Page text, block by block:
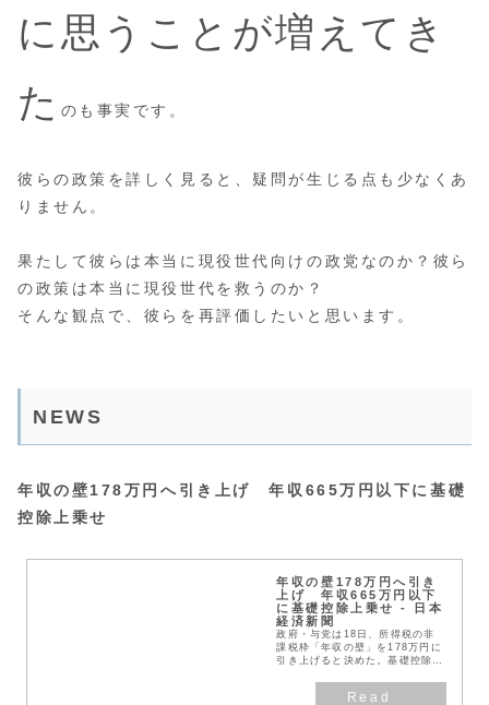
に思うことが増えてき
た のも事実です。
彼らの政策を詳しく見ると、疑問が生じる点も少なくあ
りません。
果たして彼らは本当に現役世代向けの政党なのか？彼ら
の政策は本当に現役世代を救うのか？
そんな観点で、彼らを再評価したいと思います。
NEWS
年収の壁178万円へ引き上げ 年収665万円以下に基礎
控除上乗せ
年収の壁178万円へ引き
上げ 年収665万円以下
に基礎控除上乗せ - 日本
経済新聞
政府・与党は18日、所得税の非
課税枠「年収の壁」を178万円に
引き上げると決めた。基礎控除の
ほどにあたる。物価高対策と位置